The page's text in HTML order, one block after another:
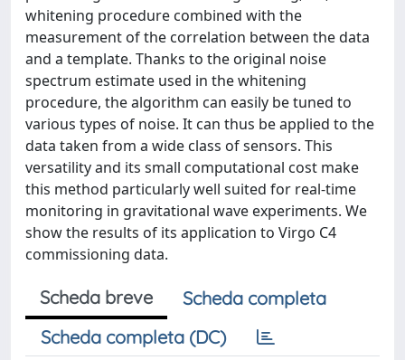
whitening procedure combined with the
measurement of the correlation between the data
and a template. Thanks to the original noise
spectrum estimate used in the whitening
procedure, the algorithm can easily be tuned to
various types of noise. It can thus be applied to the
data taken from a wide class of sensors. This
versatility and its small computational cost make
this method particularly well suited for real-time
monitoring in gravitational wave experiments. We
show the results of its application to Virgo C4
commissioning data.
Scheda breve
Scheda completa
Scheda completa (DC)